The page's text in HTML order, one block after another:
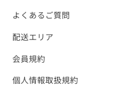
よくあるご質問
配送エリア
会員規約
個人情報取扱規約